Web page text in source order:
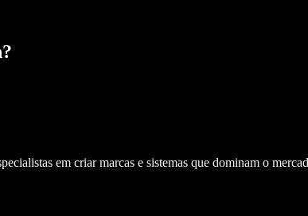
?
em criar marcas e sistemas que dominam o